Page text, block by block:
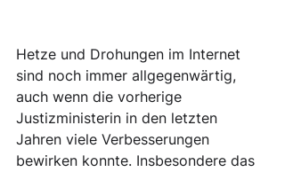
Hetze und Drohungen im Internet
sind noch immer allgegenwärtig,
auch wenn die vorherige
Justizministerin in den letzten
Jahren viele Verbesserungen
bewirken konnte. Insbesondere das